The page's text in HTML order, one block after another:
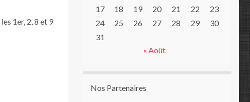
les 1er, 2, 8 et 9
17
18 19 20 21 22
23
24
25 26 27 28 29
30
31
« Août
Nos Partenaires